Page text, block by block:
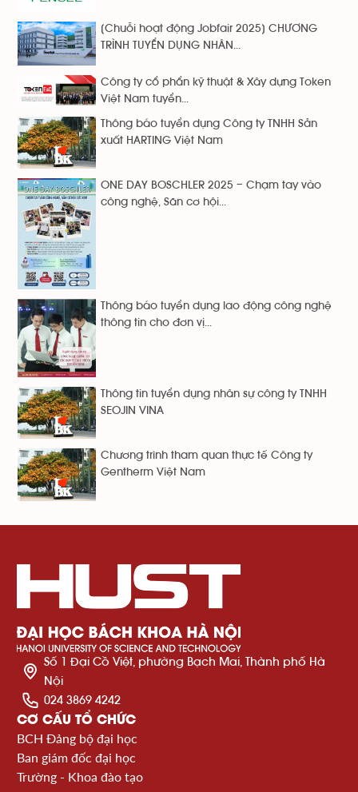
[Chuỗi hoạt động Jobfair 2025] CHƯƠNG
TRÌNH TUYỂN DỤNG NHÂN...
Công ty cổ phẩn kỹ thuật & Xây dựng Token
Việt Nam tuyển...
Thông báo tuyển dụng Công ty TNHH Sản
xuất HARTING Việt Nam
ONE DAY BOSCHLER 2025 – Chạm tay vào
công nghệ, Săn cơ hội...
Thông báo tuyển dụng lao động công nghệ
thông tin cho đơn vị...
Thông tin tuyển dụng nhân sự công ty TNHH
SEOJIN VINA
Chương trình tham quan thực tế Công ty
Gentherm Việt Nam
Số 1 Đại Cồ Việt, phường Bạch Mai, Thành phố Hà
Nội
024 3869 4242
CƠ CẤU TỔ CHỨC
BCH Đảng bộ đại học
Ban giám đốc đại học
Trường - Khoa đào tạo